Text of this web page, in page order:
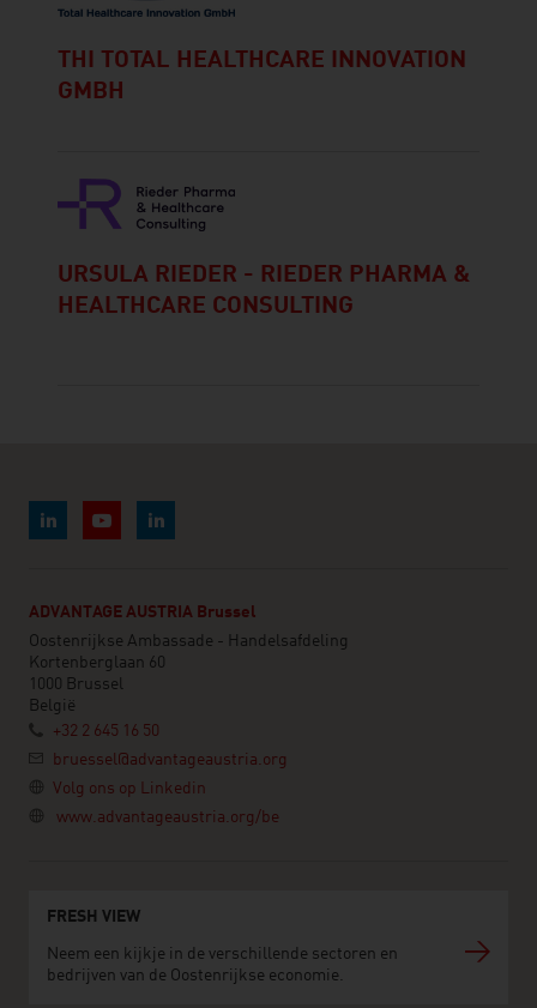
THI TOTAL HEALTHCARE INNOVATION
GMBH
URSULA RIEDER - RIEDER PHARMA &
HEALTHCARE CONSULTING
ADVANTAGE AUSTRIA Brussel
Oostenrijkse Ambassade - Handelsafdeling
Kortenberglaan 60
1000 Brussel
België
+32 2 645 16 50
bruessel@advantageaustria.org
Volg ons op Linkedin
www.advantageaustria.org/be
FRESH VIEW
Neem een kijkje in de verschillende sectoren en
bedrijven van de Oostenrijkse economie.